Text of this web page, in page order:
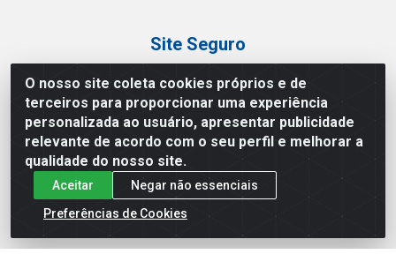
O nosso site coleta cookies próprios e de
terceiros para proporcionar uma experiência
personalizada ao usuário, apresentar publicidade
relevante de acordo com o seu perfil e melhorar a
qualidade do nosso site.
Aceitar
Negar não essenciais
Preferências de Cookies
Site Seguro
Loja / Showroom
Tel.: (11) 3227-0546
Av Vautier, 587/597 - Pari - São Paulo/SP